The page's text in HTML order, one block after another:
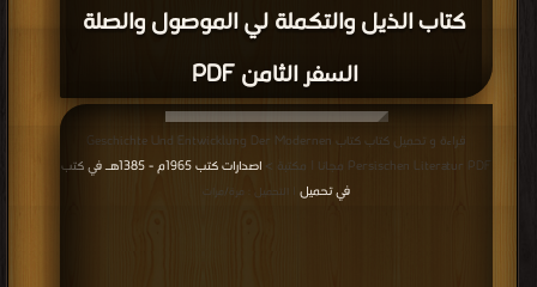
كتاب الذيل والتكملة لي الموصول والصلة
السفر الثامن PDF
قراءة و تحميل كتاب كتاب Geschichte Und Entwicklung Der Modernen
Persischen Literatur PDF مجانا | مكتبة >
اصدارات كتب 1965م - 1385هـ في كتب
في تحميل
| التحميل : مرة/مرات